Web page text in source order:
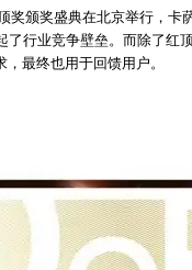
奖颁奖盛典在北京举行，卡
行业竞争壁垒。而除了红
最终也用于回馈用户。